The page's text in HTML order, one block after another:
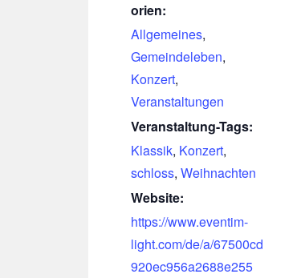
orien:
Allgemeines,
Gemeindeleben,
Konzert,
Veranstaltungen
Veranstaltung-Tags:
Klassik, Konzert,
schloss, Weihnachten
Website:
https://www.eventim-
light.com/de/a/67500cd
920ec956a2688e255